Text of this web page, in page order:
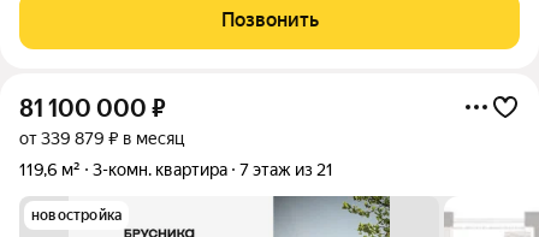
квартире выполнен евро-ремонт, смежные комнаты,
совмещенный санузел и балкон.
Позвонить
81 100 000 ₽
от 339 879 ₽ в месяц
119,6 м²
3-комн. квартира 7 этаж из 21
новостройка